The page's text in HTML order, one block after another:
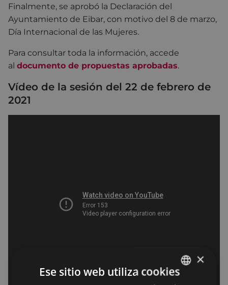
Finalmente, se aprobó la Declaración del
Ayuntamiento de Eibar, con motivo del 8 de marzo,
Día Internacional de las Mujeres.
Para consultar toda la información, accede
al documento de propuestas aprobadas.
Vídeo de la sesión del 22 de febrero de
2021
×
Ese sitio web utiliza cookies